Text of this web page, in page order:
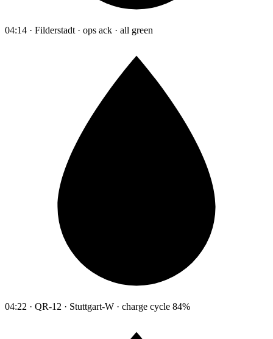
04:14 · Filderstadt · ops ack · all green
04:22 · QR-12 · Stuttgart-W · charge cycle 84%